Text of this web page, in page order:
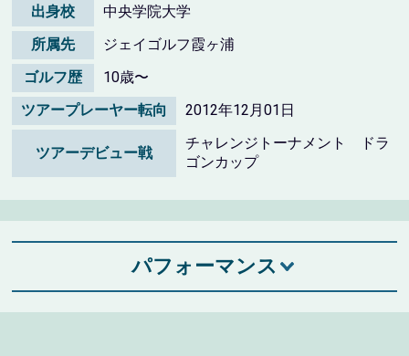
出身校
中央学院大学
所属先
ジェイゴルフ霞ヶ浦
ゴルフ歴
10歳〜
ツアープレーヤー転向
2012年12月01日
ツアーデビュー戦
チャレンジトーナメント ドラ
ゴンカップ
パフォーマンス